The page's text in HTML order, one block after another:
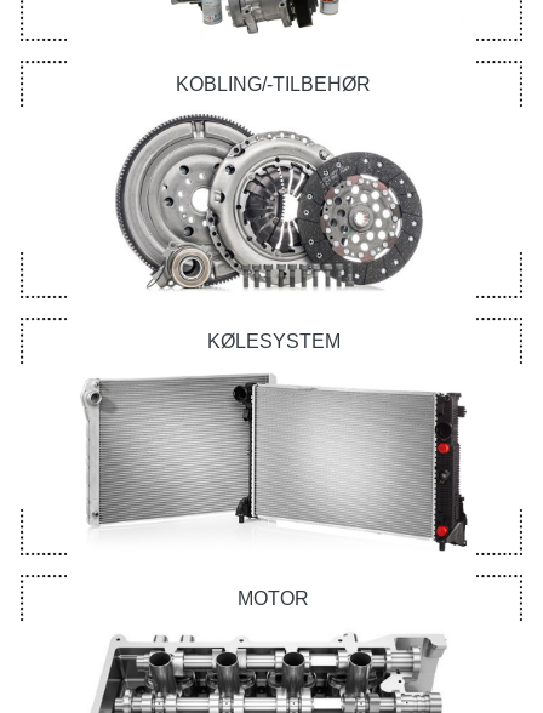
KOBLING/-TILBEHØR
KØLESYSTEM
MOTOR